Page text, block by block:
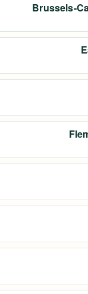
Brussels-